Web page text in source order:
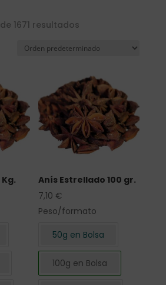
1671 resultados
Anís Estrellado 100 gr.
7,10 €
Peso/formato
50g en Bolsa
100g en Bolsa